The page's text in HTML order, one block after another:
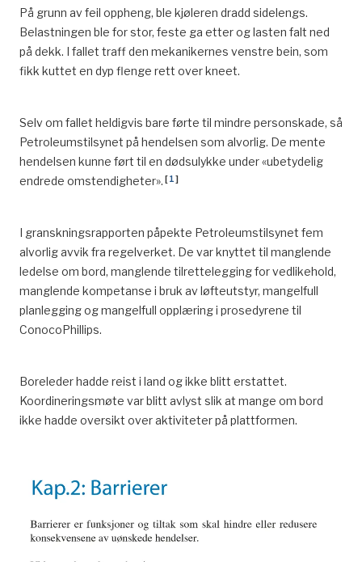
På grunn av feil oppheng, ble kjøleren dradd sidelengs.
Belastningen ble for stor, feste ga etter og lasten falt ned
på dekk. I fallet traff den mekanikernes venstre bein, som
fikk kuttet en dyp flenge rett over kneet.
Selv om fallet heldigvis bare førte til mindre personskade, så
Petroleumstilsynet på hendelsen som alvorlig. De mente
hendelsen kunne ført til en dødsulykke under «ubetydelig
endrede omstendigheter». [1]
I granskningsrapporten påpekte Petroleumstilsynet fem
alvorlig avvik fra regelverket. De var knyttet til manglende
ledelse om bord, manglende tilrettelegging for vedlikehold,
manglende kompetanse i bruk av løfteutstyr, mangelfull
planlegging og mangelfull opplæring i prosedyrene til
ConocoPhillips.
Boreleder hadde reist i land og ikke blitt erstattet.
Koordineringsmøte var blitt avlyst slik at mange om bord
ikke hadde oversikt over aktiviteter på plattformen.